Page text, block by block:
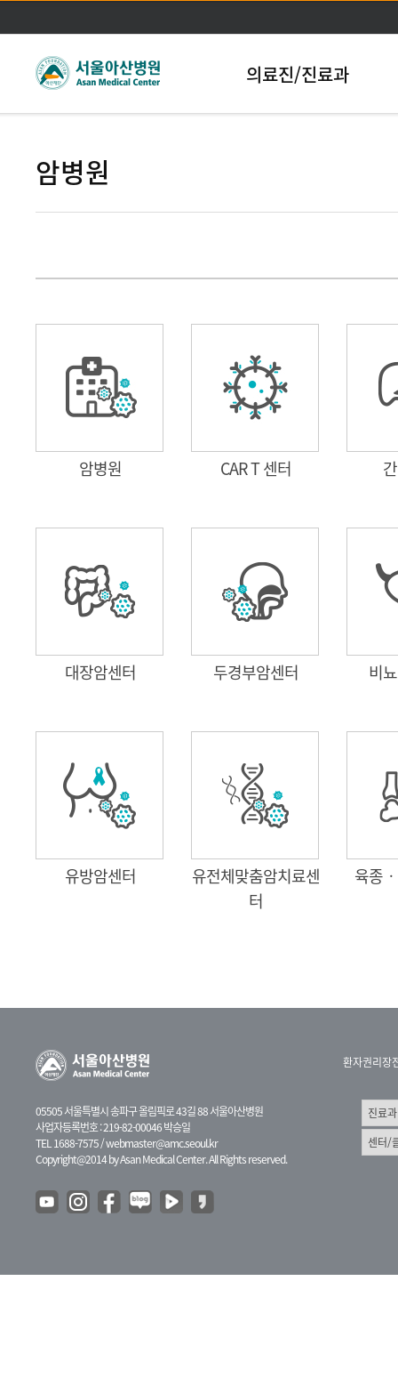
본문바로가기
의료진/진료과
암병원
암병원 CAR T 센터
대장암센터 두경부암센터 비
유방암센터
유전체맞춤암치료센
터
육종
05505 서울특별시 송파구 올림픽로 43길 88 서울아산병원
사업자등록번호 : 219-82-00046 박승일
TEL 1688-7575 /webmaster@amc.seoul.kr
Copyright@2014 by Asan Medical Center. All Rights reserved.
환자권리장